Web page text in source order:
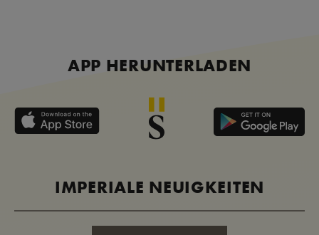
APP HERUNTERLADEN
IMPERIALE NEUIGKEITEN